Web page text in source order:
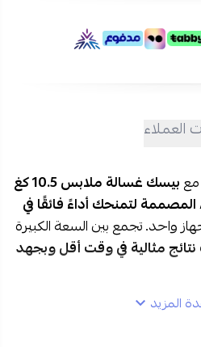
العملاء
بيسك غسالة ملابس 10.5 كغ
لتمنحك أداءً فائقًا في
واحد. تجمع بين السعة الكبيرة
نتائج مثالية في وقت أقل وبجهد
المزيد